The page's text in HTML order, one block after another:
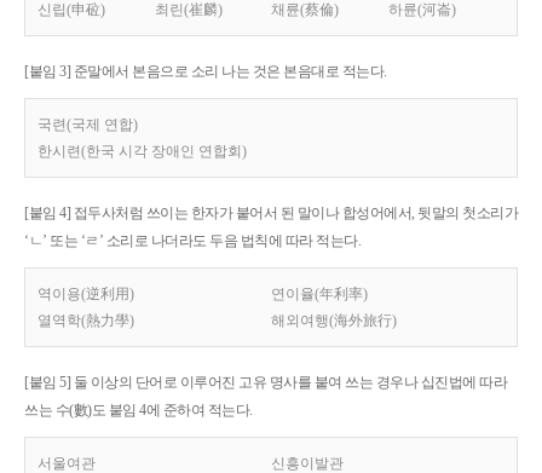
신립(申砬) 최린(崔麟) 채륜(蔡倫) 하륜(河崙)
[붙임 3] 준말에서 본음으로 소리 나는 것은 본음대로 적는다.
국련(국제 연합)
한시련(한국 시각 장애인 연합회)
[붙임 4] 접두사처럼 쓰이는 한자가 붙어서 된 말이나 합성어에서, 뒷말의 첫소리가
‘ㄴ’ 또는 ‘ㄹ’ 소리로 나더라도 두음 법칙에 따라 적는다.
역이용(逆利用)
연이율(年利率)
열역학(熱力學)
해외여행(海外旅行)
[붙임 5] 둘 이상의 단어로 이루어진 고유 명사를 붙여 쓰는 경우나 십진법에 따라
쓰는 수(數)도 붙임 4에 준하여 적는다.
서울여관 신흥이발관